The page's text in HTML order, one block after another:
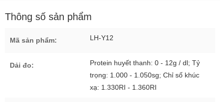
Thông số sản phẩm
Mã sản phẩm: LH-Y12
Dải đo:
Protein huyết thanh: 0 - 12g / dl; Tỷ
trọng: 1.000 - 1.050sg; Chỉ số khúc
xạ: 1.330RI - 1.360RI